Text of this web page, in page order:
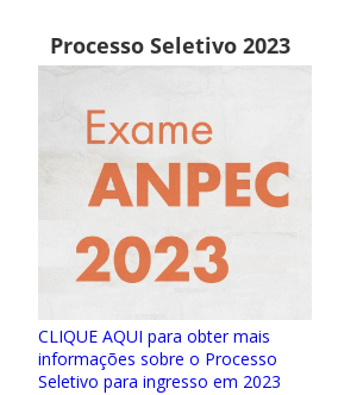
Processo Seletivo 2023
CLIQUE AQUI para obter mais
informações sobre o Processo
Seletivo para ingresso em 2023